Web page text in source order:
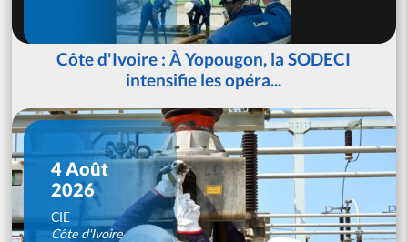
Côte d'Ivoire : À Yopougon, la SODECI
intensifie les opéra...
4 Août
2026
CIE
Côte d'Ivoire